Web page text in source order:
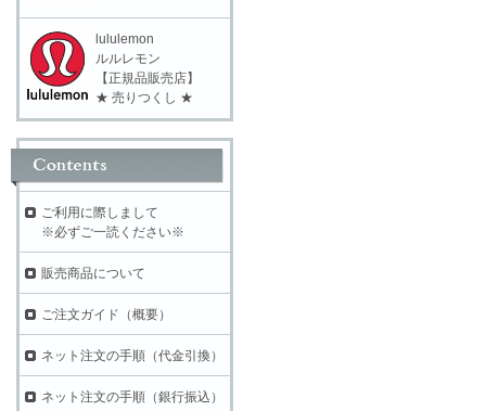
lululemon
ルルレモン
【正規品販売店】
★ 売りつくし ★
ご利用に際しまして
※必ずご一読ください※
販売商品について
ご注文ガイド（概要）
ネット注文の手順（代金引換）
ネット注文の手順（銀行振込）